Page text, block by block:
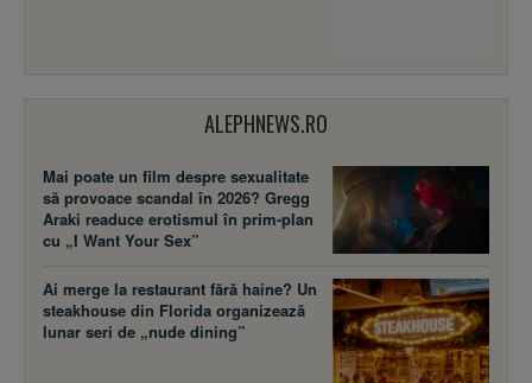
ALEPHNEWS.RO
Mai poate un film despre sexualitate
să provoace scandal în 2026? Gregg
Araki readuce erotismul în prim-plan
cu „I Want Your Sex”
Ai merge la restaurant fără haine? Un
steakhouse din Florida organizează
lunar seri de „nude dining”